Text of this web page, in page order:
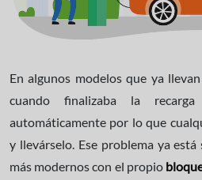
En algunos modelos que ya
cuando finalizaba la
automáticamente por lo que
y llevárselo. Ese problema ya
más modernos con el propio